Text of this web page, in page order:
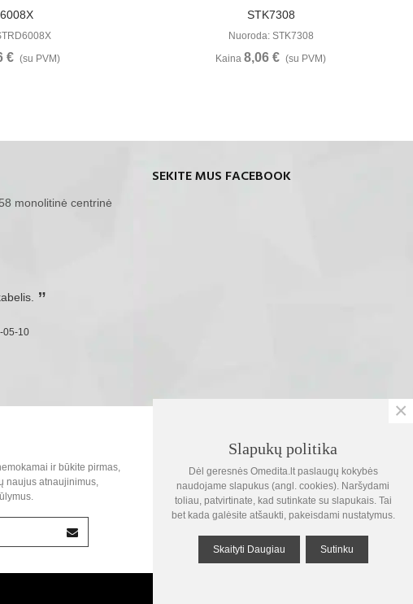
Daugiau
€ (su PVM)
Žiūrėti Daugiau
STK7308
Nuoroda: STK7308
Kaina 8,06 € (su PVM)
monolitinė centrinė
05-10
SEKITE MUS FACEBOOK
ir būkite pirmas,
naujus atnaujinimus,
Krepšelis
Slapukų politika
Dėl geresnės Omedita.lt paslaugų kokybės
naudojame slapukus (angl. cookies). Naršydami
toliau, patvirtinate, kad sutinkate su slapukais. Tai
bet kada galėsite atšaukti, pakeisdami nustatymus.
Skaityti Daugiau Sutinku
×